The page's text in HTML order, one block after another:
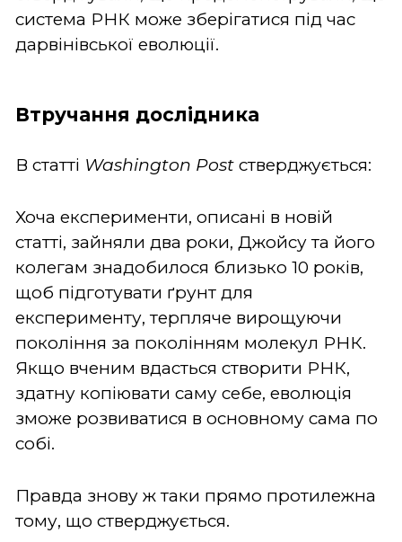
система РНК може зберігатися під час
дарвінівської еволюції.
Втручання дослідника
В статті Washington Post стверджується:
Хоча експерименти, описані в новій
статті, зайняли два роки, Джойсу та його
колегам знадобилося близько 10 років,
щоб підготувати ґрунт для
експерименту, терпляче вирощуючи
покоління за поколінням молекул РНК.
Якщо вченим вдасться створити РНК,
здатну копіювати саму себе, еволюція
зможе розвиватися в основному сама по
собі.
Правда знову ж таки прямо протилежна
тому, що стверджується.